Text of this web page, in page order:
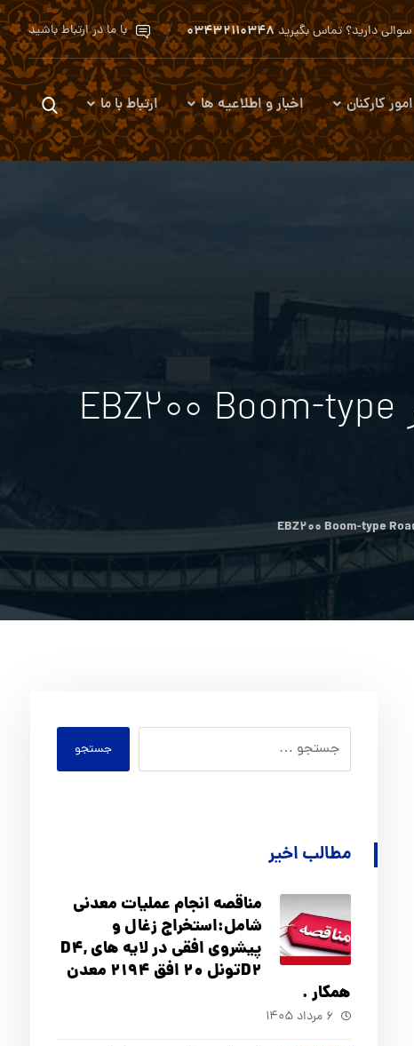
با ما در ارتباط باشید سوالی دارید؟ تماس بگیرید۰۳۴۳۲۱۱۰۳۴۸
امور کارکنان اخبار و اطلاعیه ها ارتباط با ما
آگهي تجديد مزايده عمومي یکدستگاه رودهدر EBZ200 Boom-type
جستجو
مطالب اخیر
مناقصه انجام عملیات معدنی
شامل:استخراج زغال و
پیشروی افقی در لایه های D4,
D2تونل 20 افق 2194 معدن
همکار .
۶ مرداد ۱۴۰۵